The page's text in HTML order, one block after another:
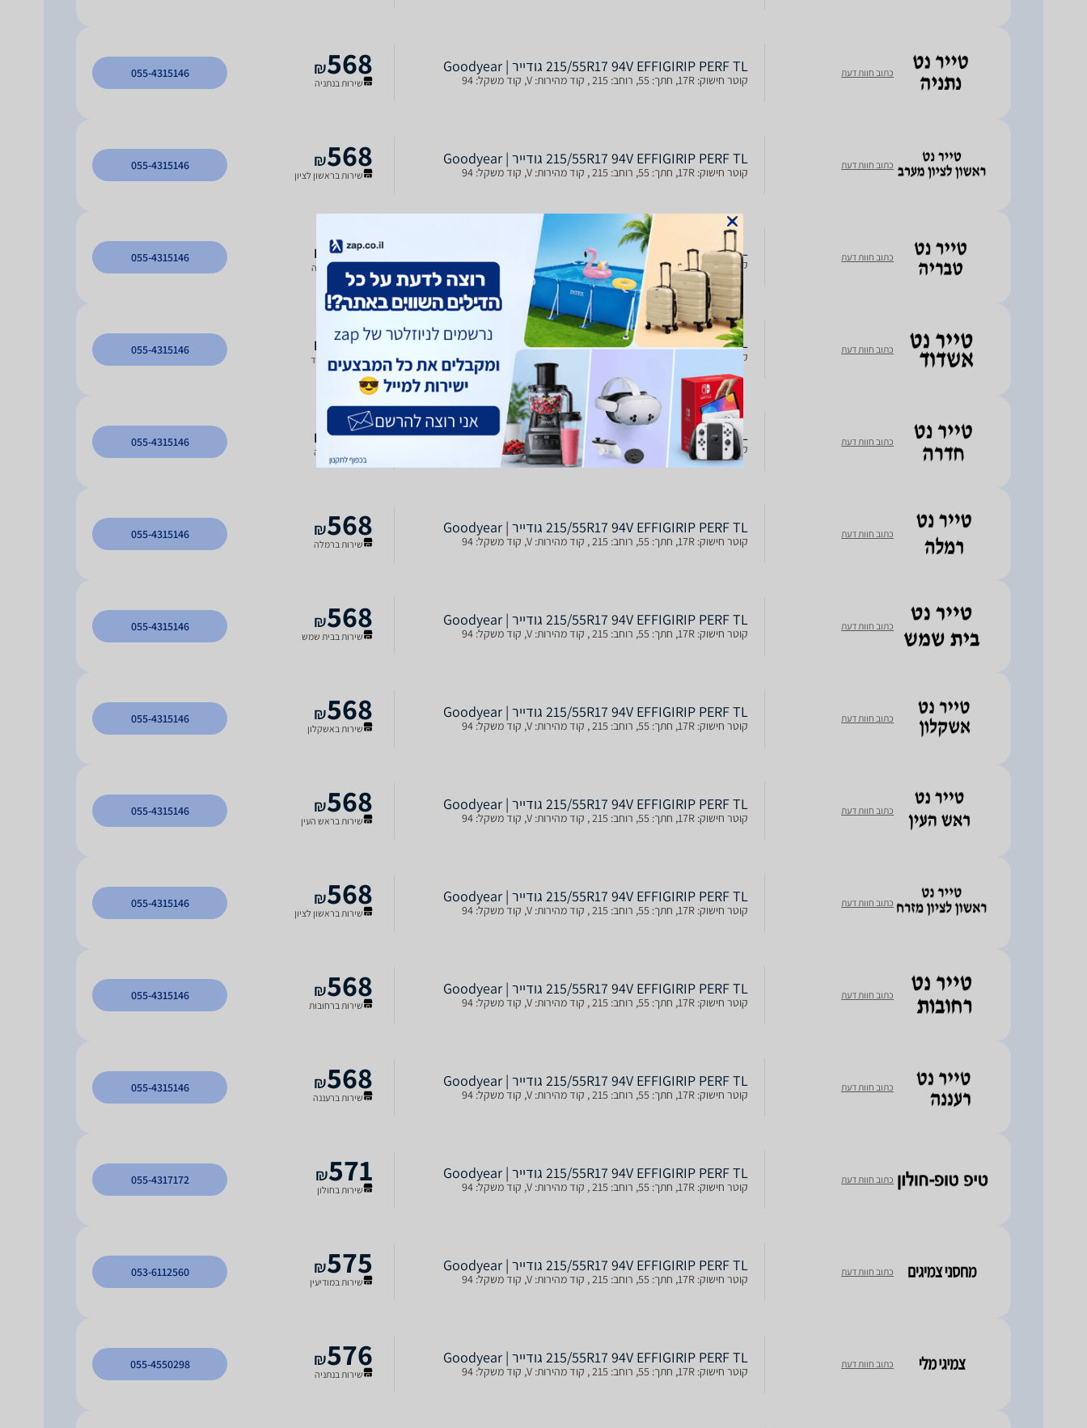
כתוב חוות דעת 215/55R17 94V EFFIGIRIP PERF TL גודייר | Goodyear
קוטר חישוק: 17R, חתך: 55, רוחב: 215 , קוד מהירות: V, קוד משקל: 94 568
₪
שירות בנתניה
055-4315146
כתוב חוות דעת 215/55R17 94V EFFIGIRIP PERF TL גודייר | Goodyear
קוטר חישוק: 17R, חתך: 55, רוחב: 215 , קוד מהירות: V, קוד משקל: 94 568
₪
שירות בראשון לציון
055-4315146
כתוב חוות דעת 215/55R17 94V EFFIGIRIP PERF TL גודייר | Goodyear
קוטר חישוק: 17R, חתך: 55, רוחב: 215 , קוד מהירות: V, קוד משקל: 94 568
₪
שירות בטבריה
055-4315146
כתוב חוות דעת 215/55R17 94V EFFIGIRIP PERF TL גודייר | Goodyear
קוטר חישוק: 17R, חתך: 55, רוחב: 215 , קוד מהירות: V, קוד משקל: 94 568
₪
שירות באשדוד
055-4315146
כתוב חוות דעת 215/55R17 94V EFFIGIRIP PERF TL גודייר | Goodyear
קוטר חישוק: 17R, חתך: 55, רוחב: 215 , קוד מהירות: V, קוד משקל: 94 568
₪
שירות בחדרה
055-4315146
כתוב חוות דעת 215/55R17 94V EFFIGIRIP PERF TL גודייר | Goodyear
קוטר חישוק: 17R, חתך: 55, רוחב: 215 , קוד מהירות: V, קוד משקל: 94 568
₪
שירות ברמלה
055-4315146
כתוב חוות דעת 215/55R17 94V EFFIGIRIP PERF TL גודייר | Goodyear
קוטר חישוק: 17R, חתך: 55, רוחב: 215 , קוד מהירות: V, קוד משקל: 94 568
₪
שירות בבית שמש
055-4315146
כתוב חוות דעת 215/55R17 94V EFFIGIRIP PERF TL גודייר | Goodyear
קוטר חישוק: 17R, חתך: 55, רוחב: 215 , קוד מהירות: V, קוד משקל: 94 568
₪
שירות באשקלון
055-4315146
כתוב חוות דעת 215/55R17 94V EFFIGIRIP PERF TL גודייר | Goodyear
קוטר חישוק: 17R, חתך: 55, רוחב: 215 , קוד מהירות: V, קוד משקל: 94 568
₪
שירות בראש העין
055-4315146
כתוב חוות דעת 215/55R17 94V EFFIGIRIP PERF TL גודייר | Goodyear
קוטר חישוק: 17R, חתך: 55, רוחב: 215 , קוד מהירות: V, קוד משקל: 94 568
₪
שירות בראשון לציון
055-4315146
כתוב חוות דעת 215/55R17 94V EFFIGIRIP PERF TL גודייר | Goodyear
קוטר חישוק: 17R, חתך: 55, רוחב: 215 , קוד מהירות: V, קוד משקל: 94 568
₪
שירות ברחובות
055-4315146
כתוב חוות דעת 215/55R17 94V EFFIGIRIP PERF TL גודייר | Goodyear
קוטר חישוק: 17R, חתך: 55, רוחב: 215 , קוד מהירות: V, קוד משקל: 94 568
₪
שירות ברעננה
055-4315146
כתוב חוות דעת 215/55R17 94V EFFIGIRIP PERF TL גודייר | Goodyear
קוטר חישוק: 17R, חתך: 55, רוחב: 215 , קוד מהירות: V, קוד משקל: 94 571
₪
שירות בחולון
055-4317172
כתוב חוות דעת 215/55R17 94V EFFIGIRIP PERF TL גודייר | Goodyear
קוטר חישוק: 17R, חתך: 55, רוחב: 215 , קוד מהירות: V, קוד משקל: 94 575
₪
שירות במודיעין
053-6112560
כתוב חוות דעת 215/55R17 94V EFFIGIRIP PERF TL גודייר | Goodyear
קוטר חישוק: 17R, חתך: 55, רוחב: 215 , קוד מהירות: V, קוד משקל: 94 576
₪
שירות בנתניה
055-4550298